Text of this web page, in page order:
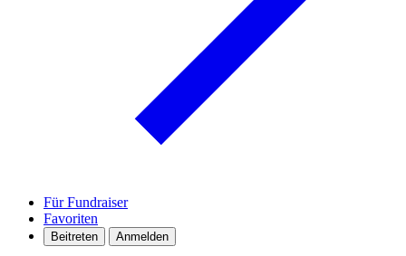
Für Fundraiser
Favoriten
Beitreten Anmelden